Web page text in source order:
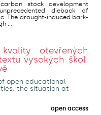
stock development
dieback of
The drought-induced bark-
...
otevřených
vysokých škol:
open educational
the situation at
open access